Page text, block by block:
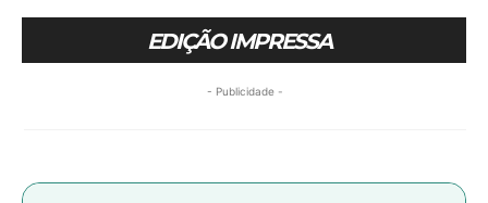
EDIÇÃO IMPRESSA
- Publicidade -